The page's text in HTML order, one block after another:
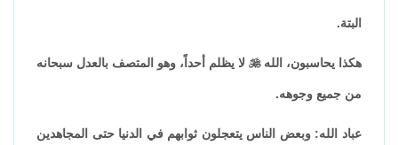
البتة.
هكذا يحاسبون، الله لا يظلم أحداً، وهو المتصف بالعدل سبحانه
من جميع وجوهه.
عباد الله: وبعض الناس يتعجلون ثوابهم في الدنيا حتى المجاهدين